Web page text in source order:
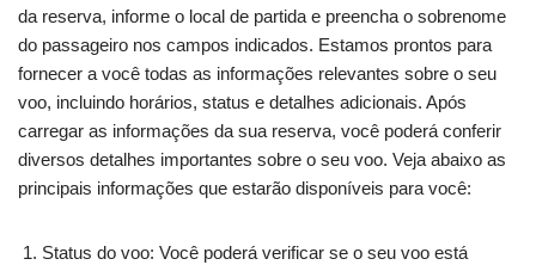
da reserva, informe o local de partida e preencha o sobrenome
do passageiro nos campos indicados. Estamos prontos para
fornecer a você todas as informações relevantes sobre o seu
voo, incluindo horários, status e detalhes adicionais. Após
carregar as informações da sua reserva, você poderá conferir
diversos detalhes importantes sobre o seu voo. Veja abaixo as
principais informações que estarão disponíveis para você:
Status do voo: Você poderá verificar se o seu voo está